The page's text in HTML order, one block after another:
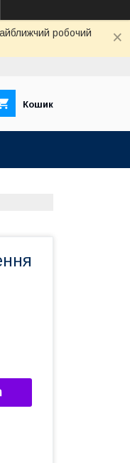
робочий
Кошик